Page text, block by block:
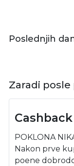
Poslednjih
Zaradi
POKLONA
Nakon prve
poene